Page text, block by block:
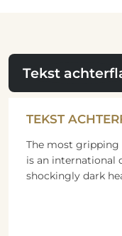
Tekst
TEKST
The most gripping
is an international
shockingly dark